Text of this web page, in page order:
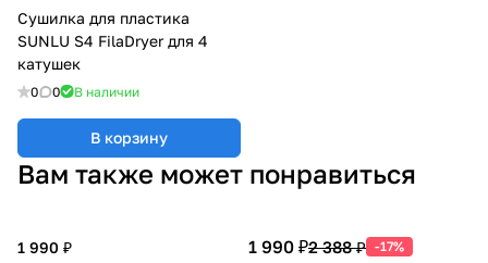
Сушилка для пластика
SUNLU S4 FilaDryer для 4
катушек
0 0 В наличии
В корзину
Вам также может понравиться
1 990 ₽ 1 990 ₽2 388 ₽ -17%